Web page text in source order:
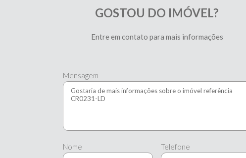
GOSTOU DO IMÓVEL?
Entre em contato para mais informações
Mensagem
Nome Telefone